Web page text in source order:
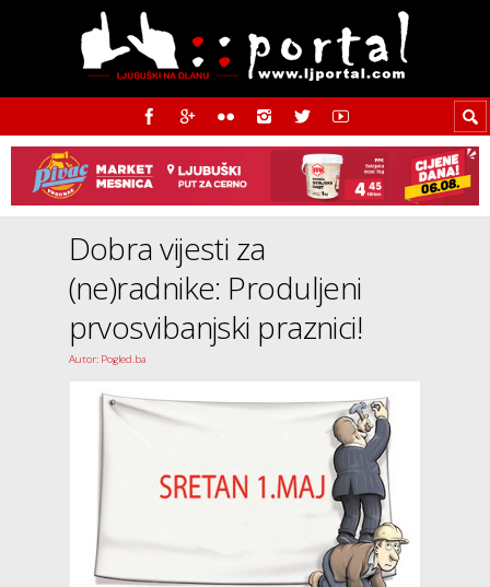
Dobra vijesti za
(ne)radnike: Produljeni
prvosvibanjski praznici!
Autor: Pogled.ba